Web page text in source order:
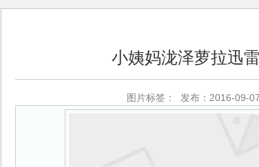
小姨妈泷泽萝拉迅
图片标签： 发布：2016-09-